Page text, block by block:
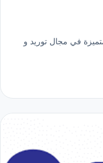
في مجال توريد و